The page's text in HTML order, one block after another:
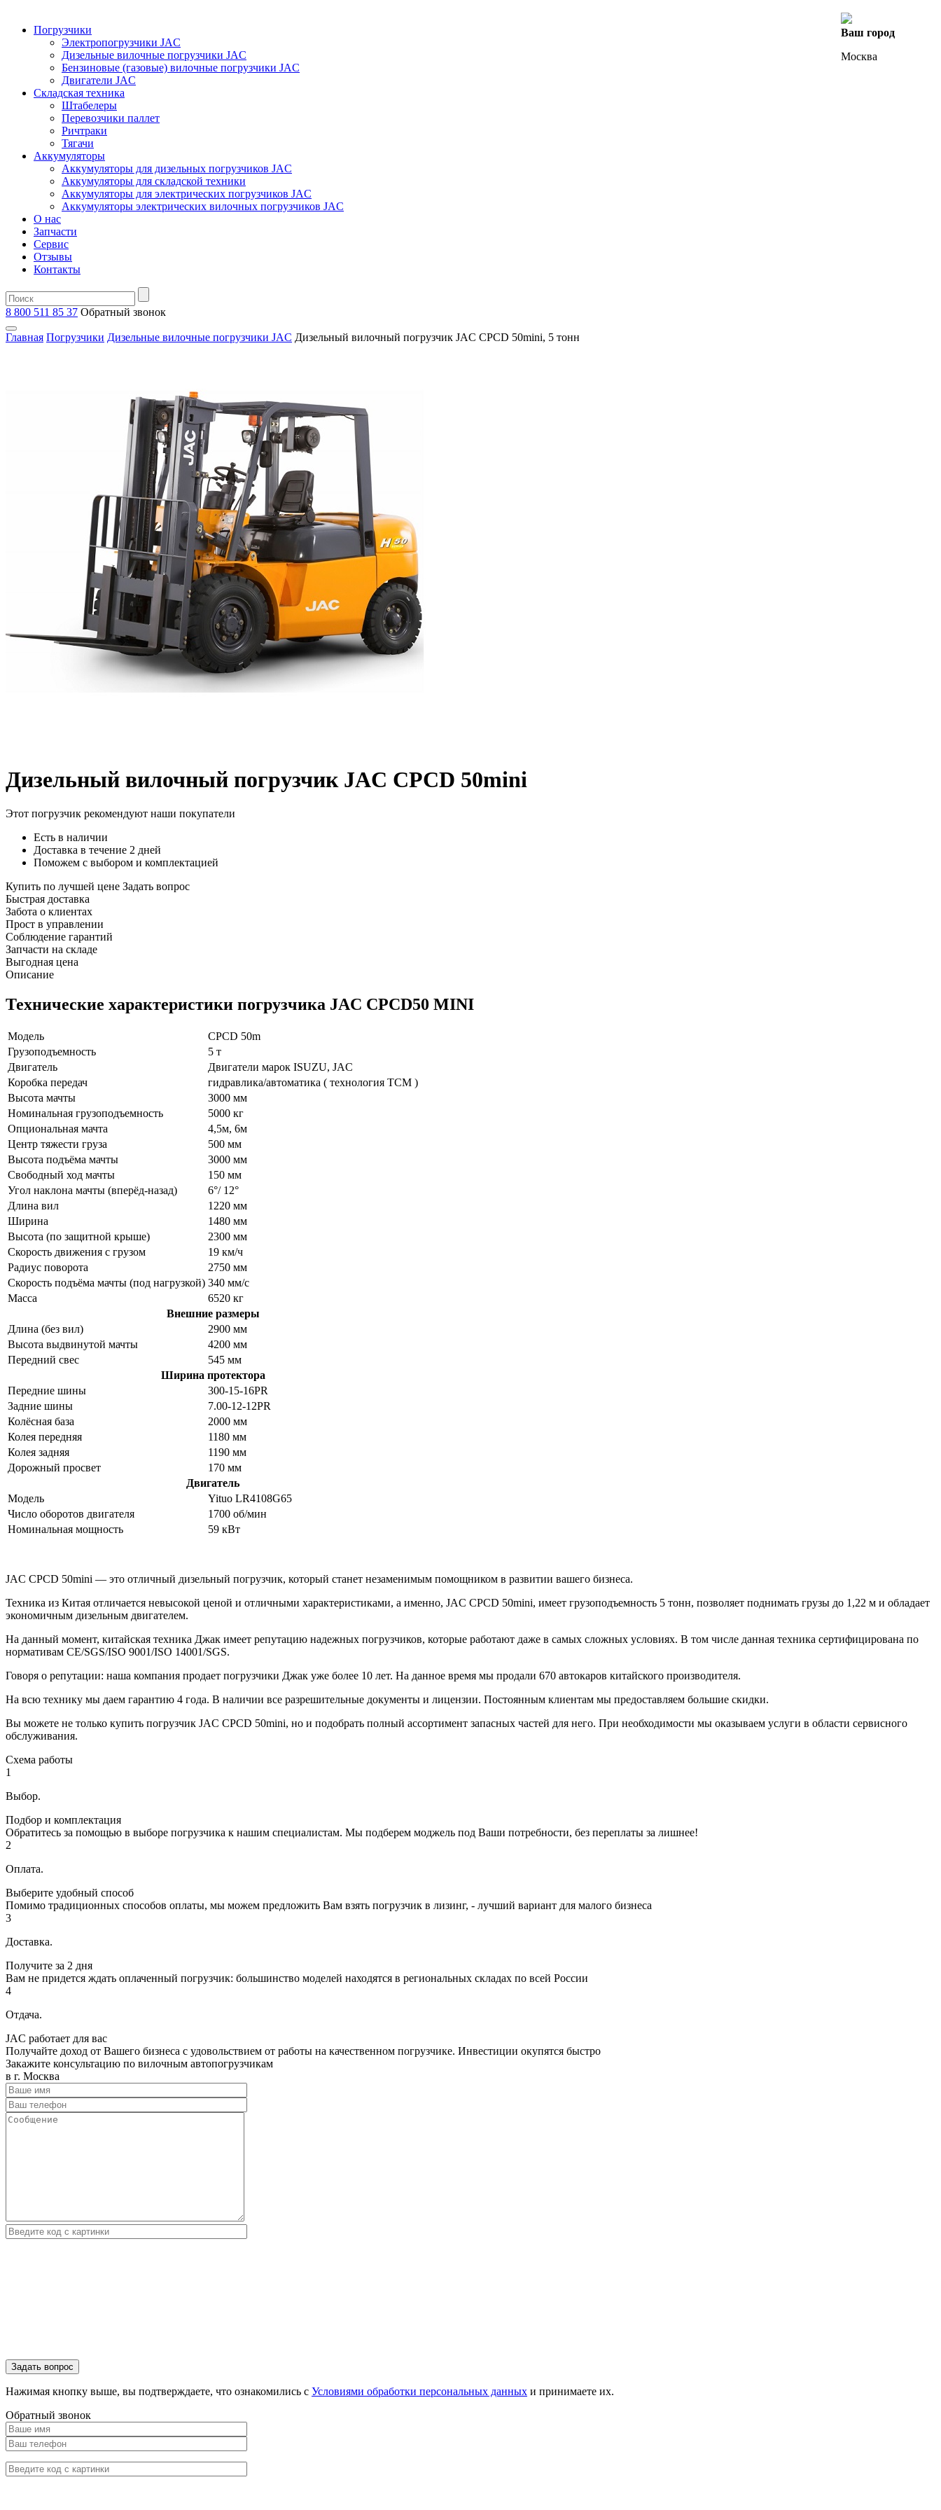
Погрузчики
Электропогрузчики JAC
Дизельные вилочные погрузчики JAC
Бензиновые (газовые) вилочные погрузчики JAC
Двигатели JAC
Складская техника
Штабелеры
Перевозчики паллет
Ричтраки
Тягачи
Аккумуляторы
Аккумуляторы для дизельных погрузчиков JAC
Аккумуляторы для складской техники
Аккумуляторы для электрических погрузчиков JAC
Аккумуляторы электрических вилочных погрузчиков JAC
О нас
Запчасти
Сервис
Отзывы
Контакты
Ваш город
Москва
8 800 511 85 37 Oбратный звонок
Главная Погрузчики Дизельные вилочные погрузчики JAC Дизельный вилочный погрузчик JAC CPCD 50mini, 5 тонн
Дизельный вилочный погрузчик JAC CPCD 50mini
Этот погрузчик рекомендуют наши покупатели
Есть в наличии
Доставка в течение 2 дней
Поможем с выбором и комплектацией
Купить по лучшей цене Задать вопрос
Быстрая доставка
Забота о клиентах
Прост в управлении
Соблюдение гарантий
Запчасти на складе
Выгодная цена
Описание
Технические характеристики погрузчика JAC CPCD50 MINI
Модель
CPCD 50m
Грузоподъемность
5 т
Двигатель
Двигатели марок ISUZU, JAC
Коробка передач
гидравлика/автоматика ( технология TCM )
Высота мачты
3000 мм
Номинальная грузоподъемность
5000 кг
Опциональная мачта
4,5м, 6м
Центр тяжести груза
500 мм
Высота подъёма мачты
3000 мм
Свободный ход мачты
150 мм
Угол наклона мачты (вперёд-назад)
6°/ 12°
Длина вил
1220 мм
Ширина
1480 мм
Высота (по защитной крыше)
2300 мм
Скорость движения с грузом
19 км/ч
Радиус поворота
2750 мм
Скорость подъёма мачты (под нагрузкой) 340 мм/с
Масса
6520 кг
Внешние размеры
Длина (без вил)
2900 мм
Высота выдвинутой мачты
4200 мм
Передний свес
545 мм
Ширина протектора
Передние шины
300-15-16PR
Задние шины
7.00-12-12PR
Колёсная база
2000 мм
Колея передняя
1180 мм
Колея задняя
1190 мм
Дорожный просвет
170 мм
Двигатель
Модель
Yituo LR4108G65
Число оборотов двигателя
1700 об/мин
Номинальная мощность
59 кВт
JAC CPCD 50mini — это отличный дизельный погрузчик, который станет незаменимым помощником в развитии вашего бизнеса.
Техника из Китая отличается невысокой ценой и отличными характеристиками, а именно, JAC CPCD 50mini, имеет грузоподъемность 5 тонн, позволяет поднимать грузы до 1,22 м и обладает
экономичным дизельным двигателем.
На данный момент, китайская техника Джак имеет репутацию надежных погрузчиков, которые работают даже в самых сложных условиях. В том числе данная техника сертифицирована по
нормативам CE/SGS/ISO 9001/ISO 14001/SGS.
Говоря о репутации: наша компания продает погрузчики Джак уже более 10 лет. На данное время мы продали 670 автокаров китайского производителя.
На всю технику мы даем гарантию 4 года. В наличии все разрешительные документы и лицензии. Постоянным клиентам мы предоставляем большие скидки.
Вы можете не только купить погрузчик JAC CPCD 50mini, но и подобрать полный ассортимент запасных частей для него. При необходимости мы оказываем услуги в области сервисного
обслуживания.
Схема работы
1
Выбор.
Подбор и комплектация
Обратитесь за помощью в выборе погрузчика к нашим специалистам. Мы подберем моджель под Ваши потребности, без переплаты за лишнее!
2
Оплата.
Выберите удобный способ
Помимо традиционных способов оплаты, мы можем предложить Вам взять погрузчик в лизинг, - лучший вариант для малого бизнеса
3
Доставка.
Получите за 2 дня
Вам не придется ждать оплаченный погрузчик: большинство моделей находятся в региональных складах по всей России
4
Отдача.
JAC работает для вас
Получайте доход от Вашего бизнеса с удовольствием от работы на качественном погрузчике. Инвестиции окупятся быстро
Закажите консультацию по вилочным автопогрузчикам
в г. Москва
Нажимая кнопку выше, вы подтверждаете, что ознакомились с Условиями обработки персональных данных и принимаете их.
Обратный звонок